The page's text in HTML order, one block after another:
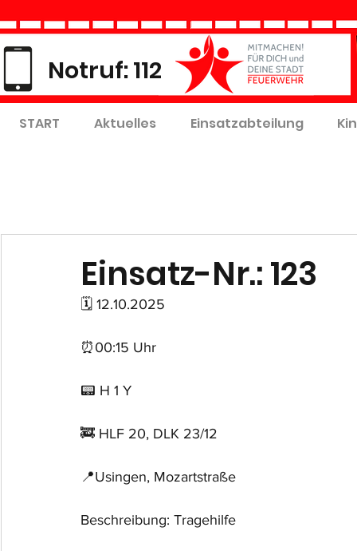
Notruf: 112
START Aktuelles Einsatzabteilung
Einsatz-Nr.: 123
🗓 12.10.2025
⏰00:15 Uhr
📟 H 1 Y
🚒 HLF 20, DLK 23/12
📍Usingen, Mozartstraße
Beschreibung: Tragehilfe